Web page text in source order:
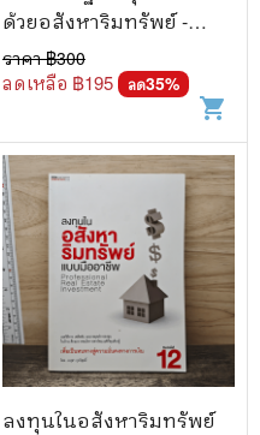
ด้วยอสังหาริมทรัพย์ -
จักรพงษ์ เมษพันธุ์, อมร
เทพ ผันสิน
ราคา ฿300
ลดเหลือ ฿195 ลด35%
shopping_cart
ลงทุนในอสังหาริมทรัพย์